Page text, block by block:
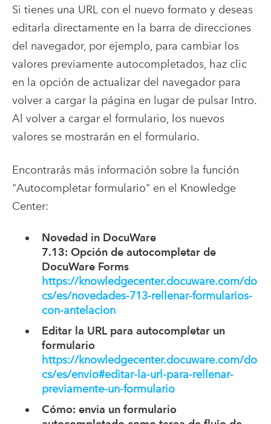
Si tienes una URL con el nuevo formato y deseas
editarla directamente en la barra de direcciones
del navegador, por ejemplo, para cambiar los
valores previamente autocompletados, haz clic
en la opción de actualizar del navegador para
volver a cargar la página en lugar de pulsar Intro.
Al volver a cargar el formulario, los nuevos
valores se mostrarán en el formulario.
Encontrarás más información sobre la función
"Autocompletar formulario" en el Knowledge
Center:
Novedad in DocuWare
7.13: Opción de autocompletar de
DocuWare Forms
https://knowledgecenter.docuware.com/do
cs/es/novedades-713-rellenar-formularios-
con-antelacion
Editar la URL para autocompletar un
formulario
https://knowledgecenter.docuware.com/do
cs/es/envio#editar-la-url-para-rellenar-
previamente-un-formulario
Cómo: envia un formulario